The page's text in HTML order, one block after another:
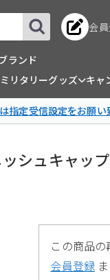
会
ランド
リタリーグッズ キャ
定受信設定をお願い
シュキャッ
この商品
会員登録